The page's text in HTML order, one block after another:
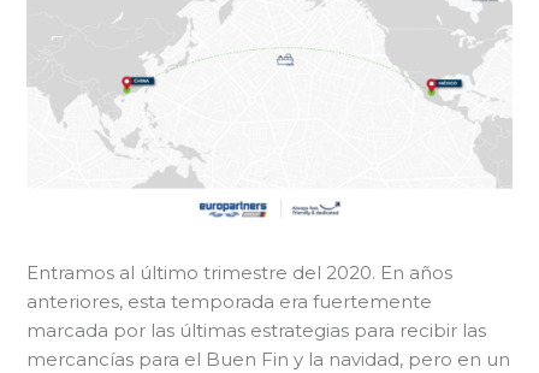
Entramos al último trimestre del 2020. En años
anteriores, esta temporada era fuertemente
marcada por las últimas estrategias para recibir las
mercancías para el Buen Fin y la navidad, pero en un